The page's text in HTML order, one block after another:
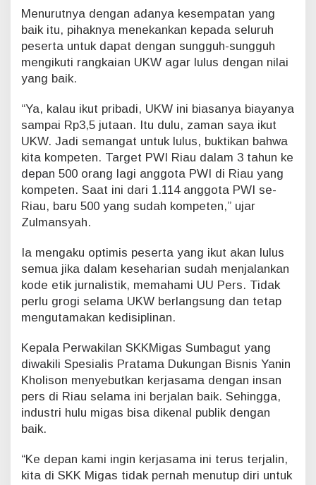
Menurutnya dengan adanya kesempatan yang
baik itu, pihaknya menekankan kepada seluruh
peserta untuk dapat dengan sungguh-sungguh
mengikuti rangkaian UKW agar lulus dengan nilai
yang baik.
“Ya, kalau ikut pribadi, UKW ini biasanya biayanya
sampai Rp3,5 jutaan. Itu dulu, zaman saya ikut
UKW. Jadi semangat untuk lulus, buktikan bahwa
kita kompeten. Target PWI Riau dalam 3 tahun ke
depan 500 orang lagi anggota PWI di Riau yang
kompeten. Saat ini dari 1.114 anggota PWI se-
Riau, baru 500 yang sudah kompeten,” ujar
Zulmansyah.
Ia mengaku optimis peserta yang ikut akan lulus
semua jika dalam keseharian sudah menjalankan
kode etik jurnalistik, memahami UU Pers. Tidak
perlu grogi selama UKW berlangsung dan tetap
mengutamakan kedisiplinan.
Kepala Perwakilan SKKMigas Sumbagut yang
diwakili Spesialis Pratama Dukungan Bisnis Yanin
Kholison menyebutkan kerjasama dengan insan
pers di Riau selama ini berjalan baik. Sehingga,
industri hulu migas bisa dikenal publik dengan
baik.
“Ke depan kami ingin kerjasama ini terus terjalin,
kita di SKK Migas tidak pernah menutup diri untuk